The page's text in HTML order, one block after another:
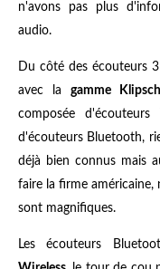
n'avons pas plus
audio.
Du côté des écouteurs
avec la gamme
composée
d'écouteurs Bluetooth,
déjà bien connus mais
faire la firme américaine,
sont magnifiques.
Les écouteurs